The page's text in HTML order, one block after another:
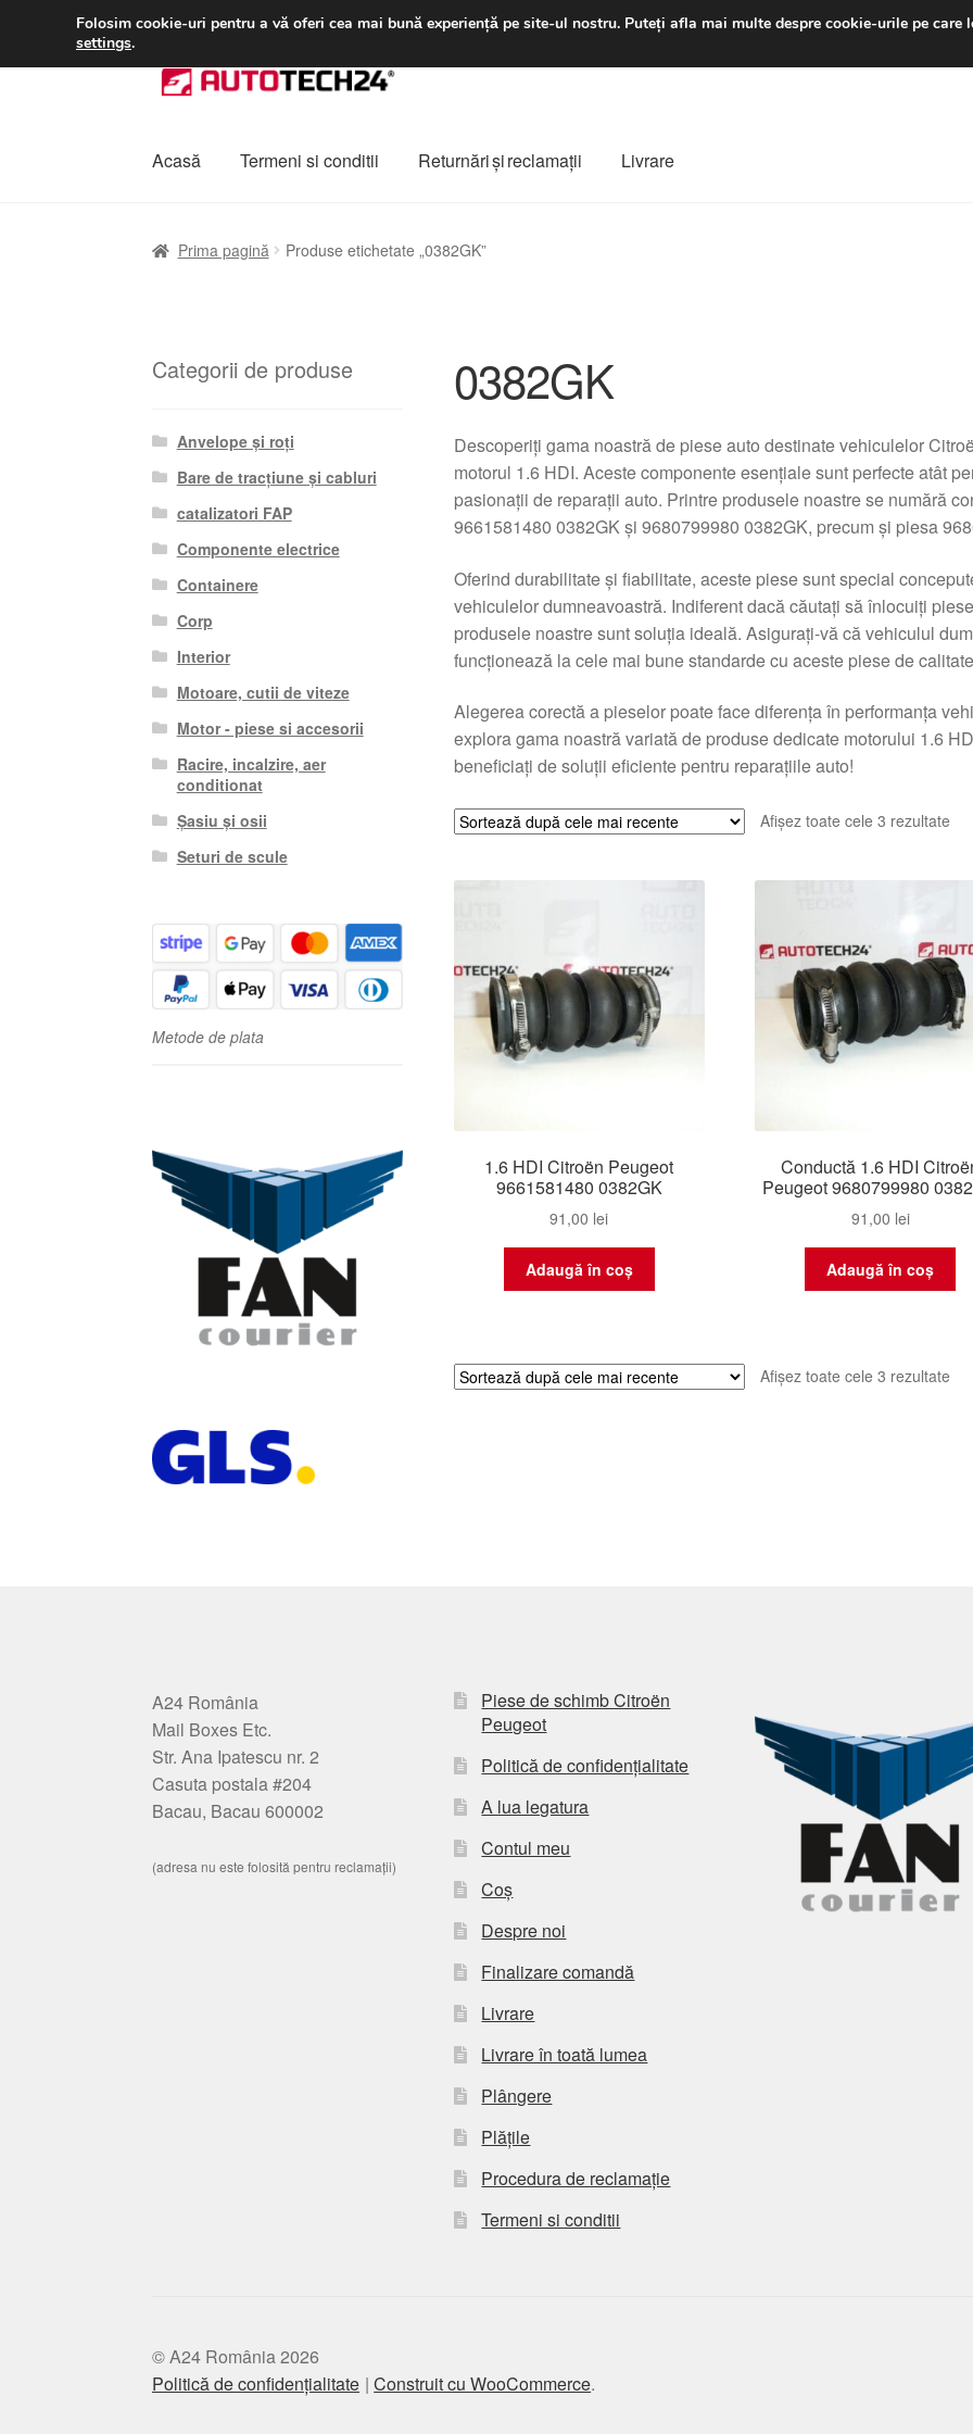
LIVRARE de la 33 lei luni-vineri 9 a.m. - 4
Sari
la
Sari
la
Acasă
Termeni si conditii Returnări şi reclamații Livrare
Prima pagină Produse etichetate „0382GK”
0382GK
Descoperiți gama noastră de piese auto destinate vehiculelor
motorul 1.6 HDI. Aceste componente esențiale sunt perfecte atât
pasionații de reparații auto. Printre produsele noastre se numără
9661581480 0382GK și 9680799980 0382GK, precum și piesa
Oferind durabilitate și fiabilitate, aceste piese sunt special
vehiculelor dumneavoastră. Indiferent dacă căutați să înlocuiți
produsele noastre sunt soluția ideală. Asigurați-vă că vehiculul
funcționează la cele mai bune standarde cu aceste piese de
Alegerea corectă a pieselor poate face diferența în performanța
explora gama noastră variată de produse dedicate motorului 1.6
beneficiați de soluții eficiente pentru reparațiile auto!
Afișez toate cele 3 rezultate
1.6 HDI Citroën Peugeot
9661581480 0382GK
91,00 lei
Adaugă în coș
Conductă 1.6 HDI
Peugeot 9680799980
91,00 lei
Adaugă în coș
Afișez toate cele 3 rezultate
Categorii de produse
Anvelope și roți
Bare de tracțiune și cabluri
catalizatori FAP
Componente electrice
Containere
Corp
Interior
Motoare, cutii de viteze
Motor - piese si accesorii
Racire, incalzire, aer
conditionat
Șasiu și osii
Seturi de scule
Metode de plata
A24 România
Mail Boxes Etc.
Str. Ana Ipatescu nr. 2
Casuta postala #204
Bacau, Bacau 600002
(adresa nu este folosită pentru reclamații)
Piese de schimb Citroën
Peugeot
Politică de confidențialitate
A lua legatura
Contul meu
Coș
Despre noi
Finalizare comandă
Livrare
Livrare în toată lumea
Plângere
Plățile
Procedura de reclamație
Termeni si conditii
© A24 România 2026
Politică de confidențialitate Construit cu WooCommerce.
Folosim cookie-uri pentru a vă oferi cea mai bună experiență pe site-ul nostru. Puteți afla mai multe despre cookie-urile pe
settings.